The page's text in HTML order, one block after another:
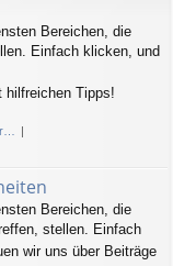
Bereichen, die
Einfach klicken, und
hilfreichen Tipps!
Bereichen, die
stellen. Einfach
wir uns über Beiträge